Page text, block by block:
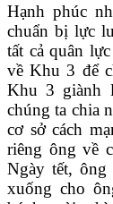
Hạnh phúc
chuẩn bị lực
tất cả quân
về Khu 3 để
Khu 3 giành
chúng ta chia
cơ sở cách
riêng ông về
Ngày tết,
xuống cho